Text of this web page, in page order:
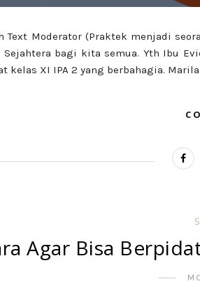
Text Moderator (Praktek menjadi
Sejahtera bagi kita semua. Yth Ibu
kelas XI IPA 2 yang berbahagia.
Agar Bisa